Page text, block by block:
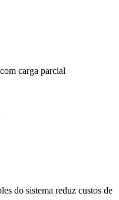
carga parcial
do sistema reduz custos de